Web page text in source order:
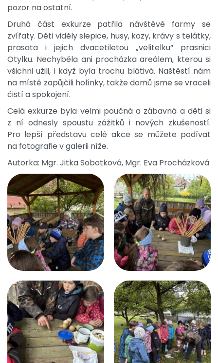
pozor na ostatní.
Druhá část exkurze patřila návštěvě farmy se
zvířaty. Děti viděly slepice, husy, kozy, krávy s telátky,
prasata i jejich dvacetiletou „velitelku“ prasnici
Otylku. Nechyběla ani procházka areálem, kterou si
všichni užili, i když byla trochu blátivá. Naštěstí nám
na místě zapůjčili holínky, takže domů jsme se vraceli
čistí a spokojení.
Celá exkurze byla velmi poučná a zábavná a děti si
z ní odnesly spoustu zážitků i nových zkušeností.
Pro lepší představu celé akce se můžete podívat
na fotografie v galerii níže.
Autorka: Mgr. Jitka Sobotková, Mgr. Eva Procházková